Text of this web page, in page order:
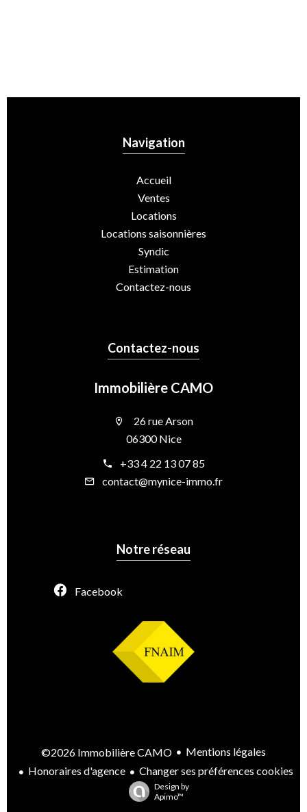
Navigation
Accueil
Ventes
Locations
Locations saisonnières
Syndic
Estimation
Contactez-nous
Contactez-nous
Immobilière CAMO
26 rue Arson
06300 Nice
+33 4 22 13 07 85
contact@mynice-immo.fr
Notre réseau
Facebook
©2026 Immobilière CAMO
Mentions légales
Honoraires d'agence
Changer ses préférences cookies
Design by
Apimo™